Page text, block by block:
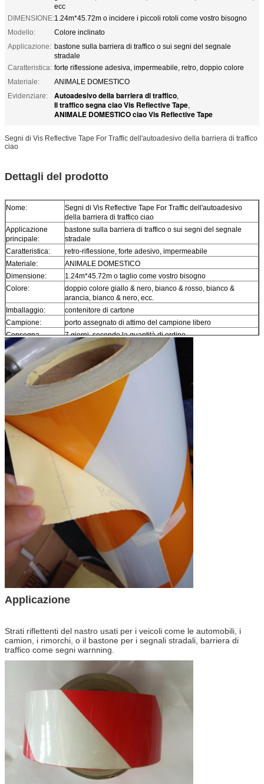
ecc
DIMENSIONE:1.24m*45.72m o incidere i piccoli rotoli come vostro bisogno
Modello:
Colore inclinato
Applicazione: bastone sulla barriera di traffico o sui segni del segnale
stradale
Caratteristica: forte riflessione adesiva, impermeabile, retro, doppio colore
Materiale:
ANIMALE DOMESTICO
Evidenziare:
Autoadesivo della barriera di traffico,
Il traffico segna ciao Vis Reflective Tape,
ANIMALE DOMESTICO ciao Vis Reflective Tape
Segni di Vis Reflective Tape For Traffic dell'autoadesivo della barriera di traffico
ciao
Dettagli del prodotto
Nome:
Segni di Vis Reflective Tape For Traffic dell'autoadesivo
della barriera di traffico ciao
Applicazione
principale:
bastone sulla barriera di traffico o sui segni del segnale
stradale
Caratteristica:
retro-riflessione, forte adesivo, impermeabile
Materiale:
ANIMALE DOMESTICO
Dimensione:
1.24m*45.72m o taglio come vostro bisogno
Colore:
doppio colore giallo & nero, bianco & rosso, bianco &
arancia, bianco & nero, ecc.
Imballaggio:
contenitore di cartone
Campione:
porto assegnato di attimo del campione libero
Consegna
7 giorni, secondo la quantità di ordine
Applicazione
Strati riflettenti del nastro usati per i veicoli come le automobili, i
camion, i rimorchi, o il bastone per i segnali stradali, barriera di
traffico come segni warnning.